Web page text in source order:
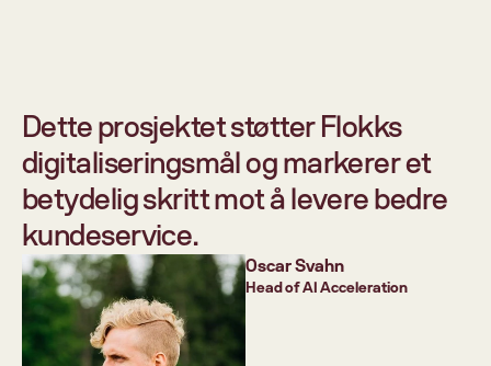
Dette prosjektet støtter Flokks
digitaliseringsmål og markerer et
betydelig skritt mot å levere bedre
kundeservice.
Oscar Svahn
Head of AI Acceleration